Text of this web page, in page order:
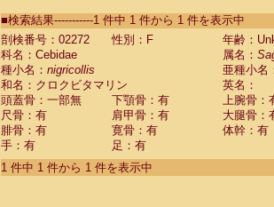
CebidaeSaguinus labiatus(0)
Cebidae Saguinus leucopus (0)
Cebidae
CebidaeSaguinus mystax
CebidaeSaguinus nigricollis (1)
Cebidae Saguinus oedipus
Cebidae Saguinus weddelli
Cebidae Saguinusspp.
Cebidae Aotus trivirgatus
Cebidae Cebus albifrons
■検索結果-----------1 件中 1 件から 1 件を表示中
剖検番号：02272
性別：F
年齢：
科名：Cebidae
属名：
種小名： nigricollis
亜種小名
和名：クロクビタマリン
英名：
頭蓋骨：一部無
下顎骨：有
上腕骨：
尺骨：有
肩甲骨：有
大腿骨：
腓骨：有
寛骨：有
体幹：有
手：有
足：有
1 件中 1 件から 1 件を表示中